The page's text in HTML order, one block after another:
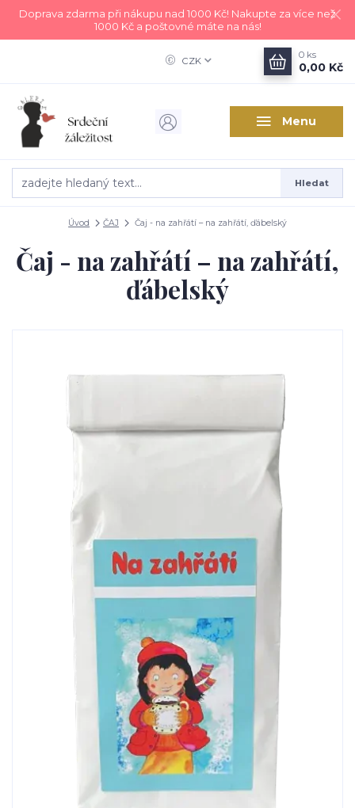
Doprava zdarma při nákupu nad 1000 Kč! Nakupte za více než
1000 Kč a poštovné máte na nás!
Menu
CZK
Hledat
0 ks
0,00 Kč
Úvod ČAJ Čaj - na zahřátí – na zahřátí, ďábelský
Čaj - na zahřátí – na zahřátí,
ďábelský